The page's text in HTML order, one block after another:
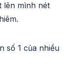
lên mình nét
số 1 của nhiều